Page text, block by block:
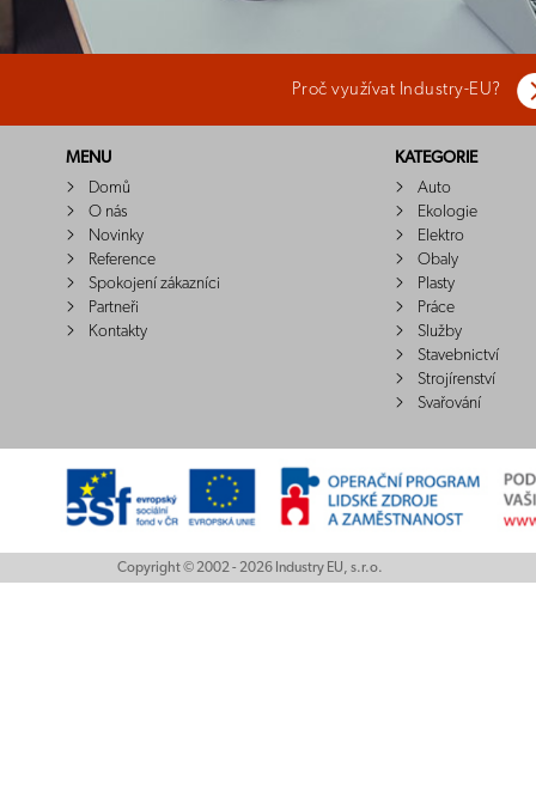
Proč využívat Industry-EU?
MENU
Domů
O nás
Novinky
Reference
Spokojení zákazníci
Partneři
Kontakty
KATEGORIE
Auto
Ekologie
Elektro
Obaly
Plasty
Práce
Služby
Stavebnictví
Strojírenství
Svařování
Copyright © 2002 - 2026 Industry EU, s.r.o.